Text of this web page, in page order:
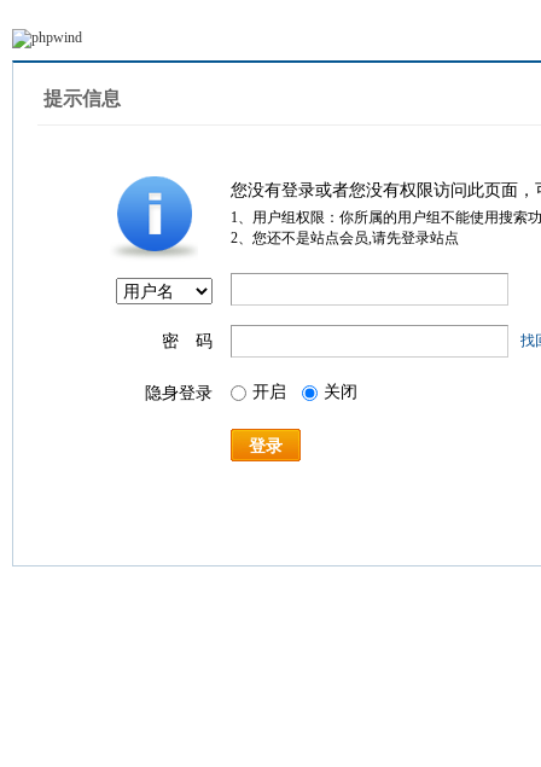
提示信息
您没有登录或者您没有权限访问此页面
1、用户组权限：你所属的用户组不能使用搜索
2、您还不是站点会员,请先登录站点
密 码 找
隐身登录 开启 关闭
登录